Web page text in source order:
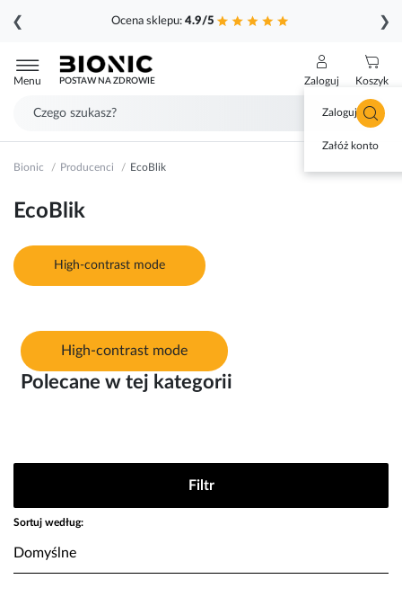
Ocena sklepu: 4.9/5
❮ ❯
do
treści
Menu POSTAW NA ZDROWIE Zaloguj
Zaloguj się
Załóż konto
Koszyk
Bionic Producenci EcoBlik
EcoBlik
High-contrast mode
High-contrast mode
Polecane w tej kategorii
Filtr
Sortuj według: